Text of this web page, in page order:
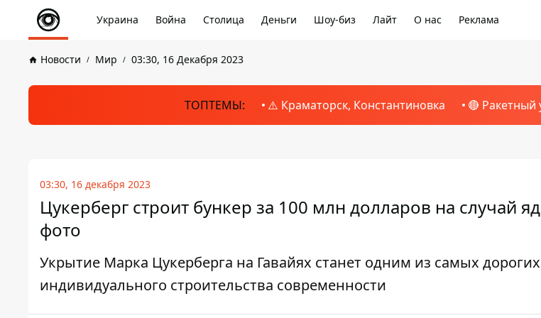
Украина Война Столица Деньги Шоу-биз Лайт О нас Реклама
Новости Мир 03:30, 16 Декабря 2023
ТОПТЕМЫ: ⚠️ Краматорск, Константиновка 🔴 Ракетный
03:30, 16 декабря 2023
Цукерберг строит бункер за 100 млн долларов на случай
фото
Укрытие Марка Цукерберга на Гавайях станет одним из самых
индивидуального строительства современности